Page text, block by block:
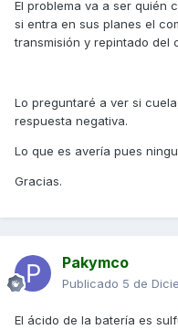
El problema va a ser quién
si entra en sus planes el
transmisión y repintado del
Lo preguntaré a ver si
respuesta negativa.
Lo que es avería pues
Gracias.
Pakymco
Publicado 5 de
El ácido de la batería es